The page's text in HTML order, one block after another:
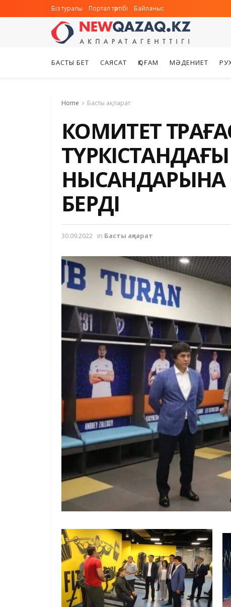
Біз туралы Портал тәртібі Байланыс
БАСТЫ БЕТ САЯСАТ ҚОҒАМ МӘДЕНИЕТ
Home Басты ақпарат
КОМИТЕТ
НЫСАНДАРЫНА
БЕРДІ
30.09.2022 in Басты ақпарат